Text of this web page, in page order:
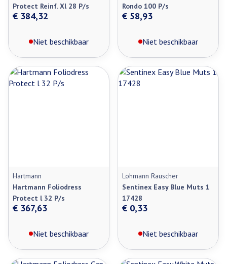
Protect Reinf. Xl 28 P/s
€ 384,32
Niet beschikbaar
Rondo 100 P/s
€ 58,93
Niet beschikbaar
Hartmann
Hartmann Foliodress
Protect l 32 P/s
€ 367,63
Niet beschikbaar
Lohmann Rauscher
Sentinex Easy Blue Muts 1
17428
€ 0,33
Niet beschikbaar